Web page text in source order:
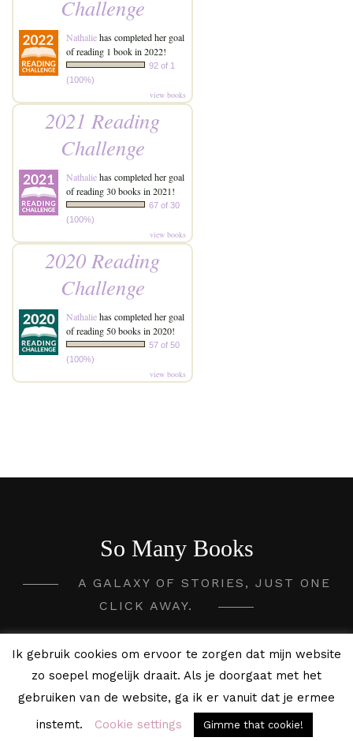
Challenge
Nathaliehas completed her goal
of reading 1 book in 2022!
92 of 1
(100%)
view books
2021 Reading
Challenge
Nathaliehas completed her goal
of reading 30 books in 2021!
67 of 30
(100%)
view books
2020 Reading
Challenge
Nathaliehas completed her goal
of reading 50 books in 2020!
57 of 50
(100%)
view books
So Many Books
A GALAXY OF STORIES, JUST ONE
CLICK AWAY.
2020 - 2026 So Many Books ©
Ik gebruik cookies om ervoor te zorgen dat mijn website
zo soepel mogelijk draait. Als je doorgaat met het
gebruiken van de website, ga ik er vanuit dat je ermee
instemt.
Cookie settings Gimme that cookie!